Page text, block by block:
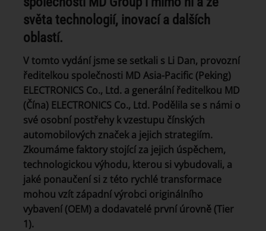
světa technologií, inovací a dalších
oblastí.
V tomto vydání jsme se setkali s Li Dan, provozní
ředitelkou společnosti MD Asia-Pacific (Peking)
ELECTRONICS Co., Ltd. a generální ředitelkou MD
(Čína) ELECTRONICS Co., Ltd. Podělila se s námi o
své osobní postřehy k vzestupu čínských
automobilových značek a jejich strategiím.
Zkoumáme faktory stojící za jejich úspěchem,
technologickou výhodu, kterou si vybudovali, a
jaké ponaučení si z této rychlé transformace
mohou vzít západní výrobci originálního
vybavení (OEM) a dodavatelé první úrovně (Tier
1).